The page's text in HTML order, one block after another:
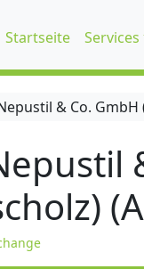
Startseite Services
& Co.